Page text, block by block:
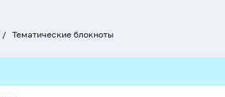
Тематические блокноты